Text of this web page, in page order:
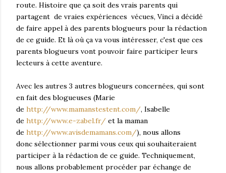
route. Histoire que ça soit des vrais parents qui
partagent de vraies expériences vécues, Vinci a décidé
de faire appel à des parents blogueurs pour la rédaction
de ce guide. Et là où ça va vous intéresser, c'est que ces
parents blogueurs vont pouvoir faire participer leurs
lecteurs à cette aventure.
Avec les autres 3 autres blogueurs concernées, qui sont
en fait des blogueuses (Marie
de http://www.mamanstestent.com/, Isabelle
de http://www.e-zabel.fr/ et la maman
de http://www.avisdemamans.com/), nous allons
donc sélectionner parmi vous ceux qui souhaiteraient
participer à la rédaction de ce guide. Techniquement,
nous allons probablement procéder par échange de